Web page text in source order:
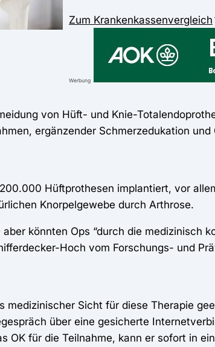
Zum Krankenkassenvergleich
Werbung
von Hüft- und Knie-
ergänzender Schmerzedukation
Hüftprothesen implantiert, vor
Knorpelgewebe durch Arthrose.
könnten Ops “durch die medizinisch
Hoch vom Forschungs- und
medizinischer Sicht für diese Therapie
über eine gesicherte
OK für die Teilnahme, kann er sofort in